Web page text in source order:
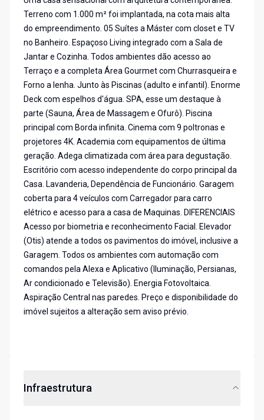
Terreno com 1.000 m² foi implantada, na cota mais alta
do empreendimento. 05 Suítes a Máster com closet e TV
no Banheiro. Espaçoso Living integrado com a Sala de
Jantar e Cozinha. Todos ambientes dão acesso ao
Terraço e a completa Área Gourmet com Churrasqueira e
Forno a lenha. Junto às Piscinas (adulto e infantil). Enorme
Deck com espelhos d'água. SPA, esse um destaque à
parte (Sauna, Área de Massagem e Ofurô). Piscina
principal com Borda infinita. Cinema com 9 poltronas e
projetores 4K. Academia com equipamentos de última
geração. Adega climatizada com área para degustação.
Escritório com acesso independente do corpo principal da
Casa. Lavanderia, Dependência de Funcionário. Garagem
coberta para 4 veículos com Carregador para carro
elétrico e acesso para a casa de Maquinas. DIFERENCIAIS
Acesso por biometria e reconhecimento Facial. Elevador
(Otis) atende a todos os pavimentos do imóvel, inclusive a
Garagem. Todos os ambientes com automação com
comandos pela Alexa e Aplicativo (Iluminação, Persianas,
Ar condicionado e Televisão). Energia Fotovoltaica.
Aspiração Central nas paredes. Preço e disponibilidade do
imóvel sujeitos a alteração sem aviso prévio.
Infraestrutura